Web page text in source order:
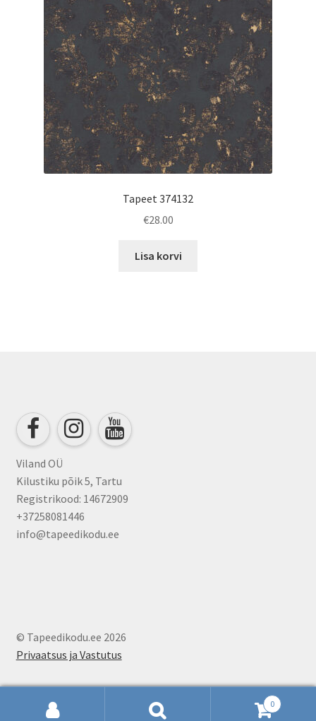
Tapeet 374132
€28.00
Lisa korvi
Viland OÜ
Kilustiku põik 5, Tartu
Registrikood: 14672909
+37258081446
info@tapeedikodu.ee
© Tapeedikodu.ee 2026
Privaatsus ja Vastutus
0